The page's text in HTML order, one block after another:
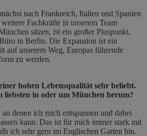
nach Frankreich, Italien und Spanien
Fachkräfte in unserem Team
sitzen, ist ein großer Pluspunkt,
in Berlin. Die Expansion ist ein
auf unserem Weg, Europas führende
zu werden.
hohen Lebensqualität sehr beliebt.
liebsten in oder um München herum?
denen ich mich entspannen und dabei
kann. Das ist für mich immer stark mit
ich sehr gern im Englischen Garten bin.